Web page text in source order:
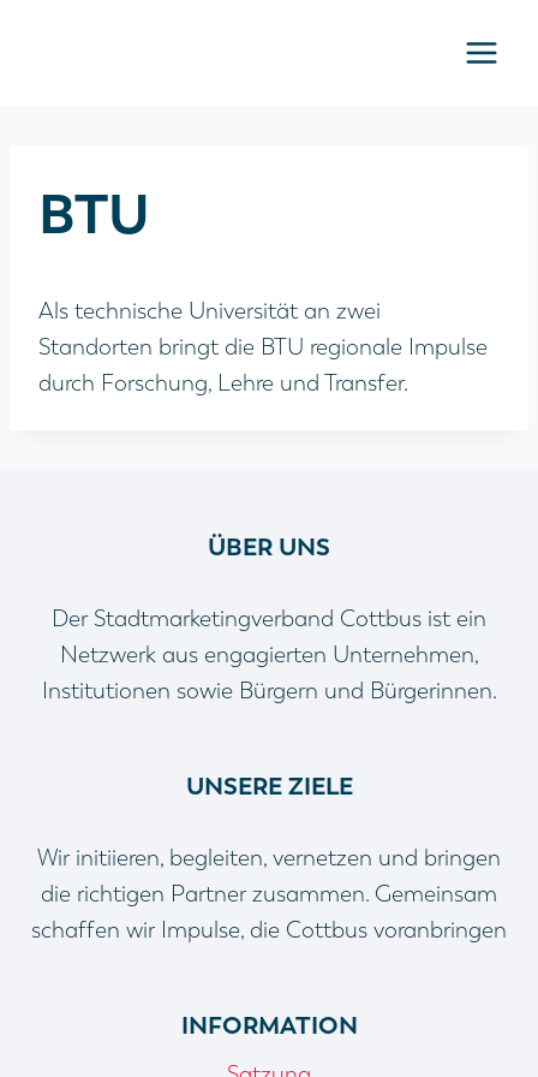
BTU
Als technische Universität an zwei
Standorten bringt die BTU regionale Impulse
durch Forschung, Lehre und Transfer.
ÜBER UNS
Der Stadtmarketingverband Cottbus ist ein
Netzwerk aus engagierten Unternehmen,
Institutionen sowie Bürgern und Bürgerinnen.
UNSERE ZIELE
Wir initiieren, begleiten, vernetzen und bringen
die richtigen Partner zusammen. Gemeinsam
schaffen wir Impulse, die Cottbus voranbringen
INFORMATION